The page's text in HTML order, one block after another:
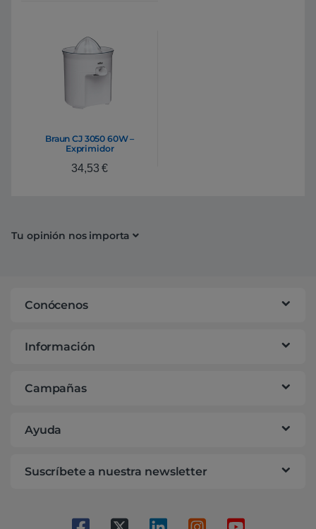
Braun CJ 3050 60W –
Exprimidor
34,53€
Tu opinión nos importa
Conócenos
Información
Campañas
Ayuda
Suscríbete a nuestra newsletter